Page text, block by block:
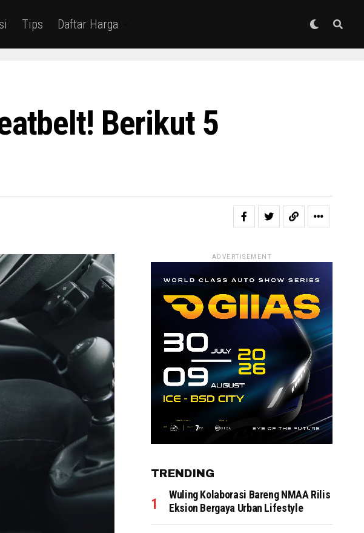
Tips Daftar Harga
Berikut 5
ADVERTISEMENT
TRENDING
Wuling Kolaborasi Bareng NMAA Rilis
Eksion Bergaya Urban Lifestyle